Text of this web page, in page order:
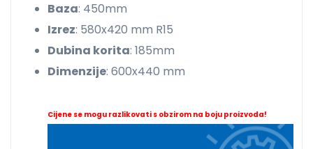
Baza: 450mm
Izrez: 580x420 mm R15
Dubina korita: 185mm
Dimenzije: 600x440 mm
Cijene se mogu razlikovati s obzirom na boju proizvoda!